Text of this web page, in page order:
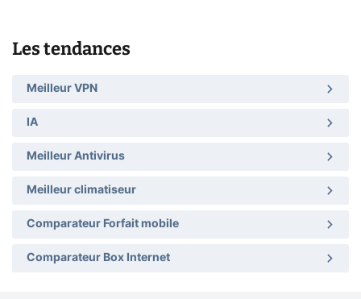
Les tendances
Meilleur VPN
IA
Meilleur Antivirus
Meilleur climatiseur
Comparateur Forfait mobile
Comparateur Box Internet